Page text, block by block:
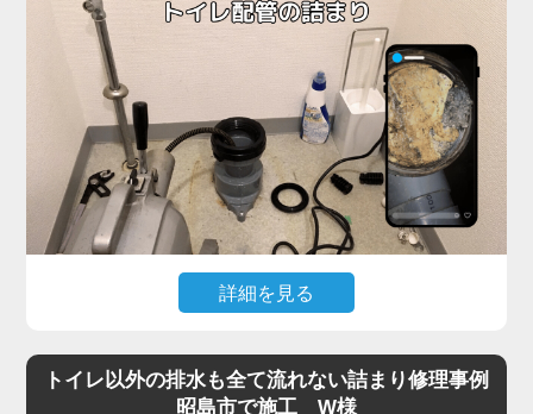
の、便器内部のカーブした部分で異物がしっかりと引っ掛
かっており、水だけがわずかに抜けていく典型的な異物詰
まりの状態。
こうしたケースは昭島市の住宅でもよく見られ、特に節水
型トイレは排水路が細いため、おもちゃ・キャップ・固形
物などが奥で詰まると家庭用の道具では動かせません。
今回は便器内部で異物が強く噛み込み、手前からの作業で
は取り出しが不可能だったため、便器を一度取り外す脱着
作業で対処しました。
便器を慎重に外し、裏側の排水経路を確認すると、小さな
プラスチックのおもちゃが排水管の入口で完全に引っかか
異物を取り除き、排水路の汚れや残留物も清掃したうえで
再度便器を設置し、通水テストを行うと問題なくスムーズ
詳細を見る
すというご相談がありました。
現場で便器の状態を確認すると、一時的には流れてもすぐ
トイレ以外の排水も全て流れない詰まり修理事例
昭島市で施工 W様